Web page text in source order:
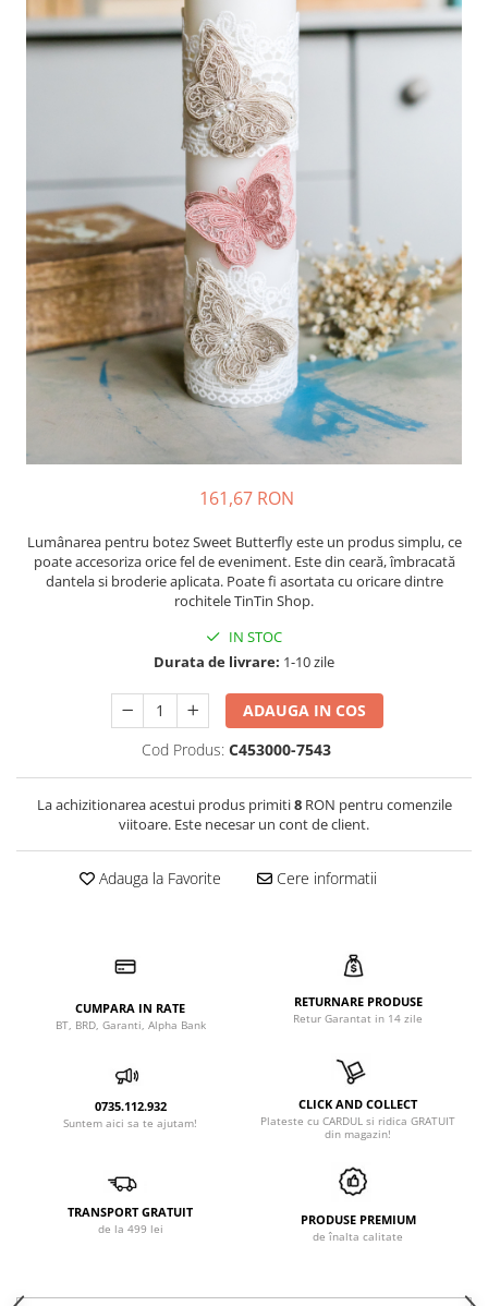
Tenisi
161,67 RON
Lumânarea pentru botez Sweet Butterfly este un produs simplu, ce
poate accesoriza orice fel de eveniment. Este din ceară, îmbracată
dantela si broderie aplicata. Poate fi asortata cu oricare dintre
rochitele TinTin Shop.
IN STOC
Durata de livrare: 1-10 zile
ADAUGA IN COS
Cod Produs: C453000-7543
La achizitionarea acestui produs primiti8RON pentru comenzile
viitoare. Este necesar un cont de client.
Adauga la Favorite Cere informatii
CUMPARA IN RATE
BT, BRD, Garanti, Alpha Bank
RETURNARE PRODUSE
Retur Garantat in 14 zile
0735.112.932
Suntem aici sa te ajutam!
CLICK AND COLLECT
Plateste cu CARDUL si ridica GRATUIT
din magazin!
TRANSPORT GRATUIT
de la 499 lei
PRODUSE PREMIUM
de înalta calitate